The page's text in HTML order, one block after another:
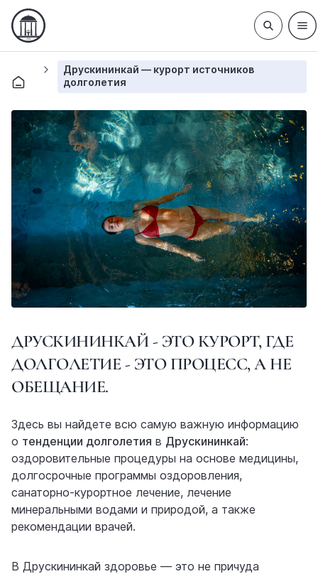
Друскининкай — курорт источников
долголетия
ДРУСКИНИНКАЙ - ЭТО КУРОРТ, ГДЕ
ДОЛГОЛЕТИЕ - ЭТО ПРОЦЕСС, А НЕ
ОБЕЩАНИЕ.
Здесь вы найдете всю самую важную информацию
о тенденции долголетия в Друскининкай:
оздоровительные процедуры на основе медицины,
долгосрочные программы оздоровления,
санаторно-курортное лечение, лечение
минеральными водами и природой, а также
рекомендации врачей.
В Друскининкай здоровье — это не причуда